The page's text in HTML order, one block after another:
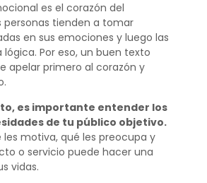
es el corazón del
personas tienden a tomar
en sus emociones y luego las
Por eso, un buen texto
apelar primero al corazón y
es importante entender los
de tu público objetivo.
motiva, qué les preocupa y
o servicio puede hacer una
vidas.